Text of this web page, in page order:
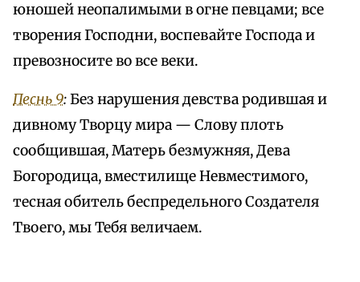
юношей неопалимыми в огне певцами; все
творения Господни, воспевайте Господа и
превозносите во все веки.
Песнь 9:Без нарушения девства родившая и
дивному Творцу мира — Слову плоть
сообщившая, Матерь безмужняя, Дева
Богородица, вместилище Невместимого,
тесная обитель беспредельного Создателя
Твоего, мы Тебя величаем.